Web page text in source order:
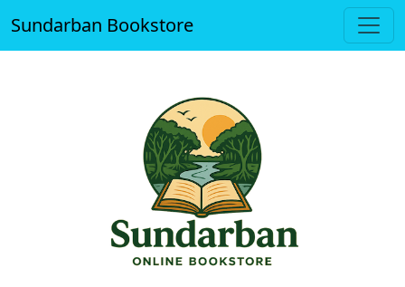
Sundarban Bookstore